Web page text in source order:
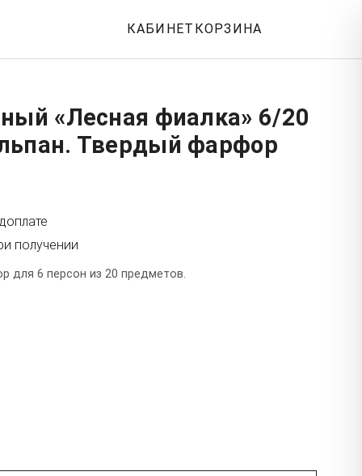
КАБИНЕТ КОРЗИНА
«Лесная фиалка» 6/20
Твердый фарфор
получении
для 6 персон из 20 предметов.